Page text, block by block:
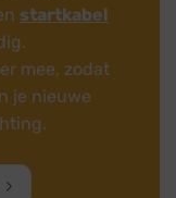
startkabel
mee, zodat
je nieuwe